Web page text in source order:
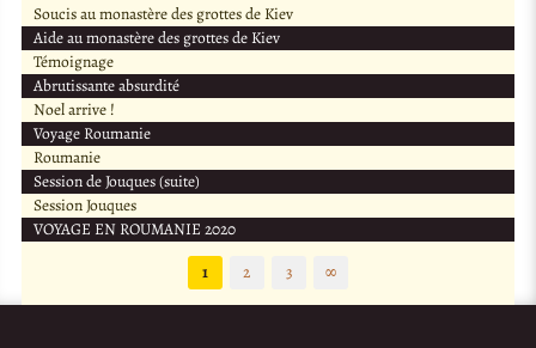
Soucis au monastère des grottes de Kiev
Aide au monastère des grottes de Kiev
Témoignage
Abrutissante absurdité
Noel arrive !
Voyage Roumanie
Roumanie
Session de Jouques (suite)
Session Jouques
VOYAGE EN ROUMANIE 2020
1
2 3 ∞